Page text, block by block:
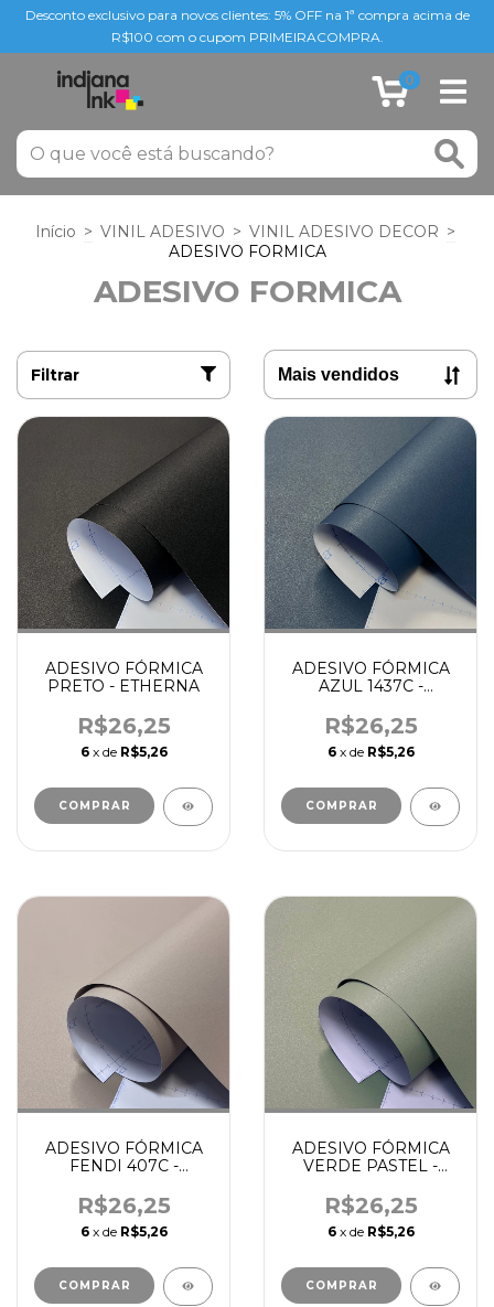
Desconto exclusivo para novos clientes: 5% OFF na 1ª compra acima de
R$100 com o cupom PRIMEIRACOMPRA.
0
Início > VINIL ADESIVO > VINIL ADESIVO DECOR >
ADESIVO FORMICA
ADESIVO FORMICA
Filtrar
ADESIVO FÓRMICA
PRETO - ETHERNA
R$26,25
6 x de R$5,26
COMPRAR
ADESIVO FÓRMICA
AZUL 1437C -
R$26,25
6 x de R$5,26
COMPRAR
ADESIVO FÓRMICA
FENDI 407C -
R$26,25
6 x de R$5,26
COMPRAR
ADESIVO FÓRMICA
VERDE PASTEL -
R$26,25
6 x de R$5,26
COMPRAR